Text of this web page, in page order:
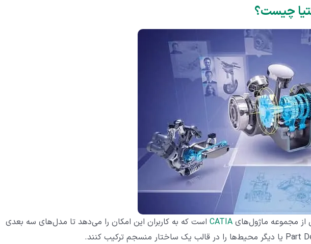
CATIA است که به کاربران این امکان را می‌دهد تا مدل‌های سه‌ بعدی